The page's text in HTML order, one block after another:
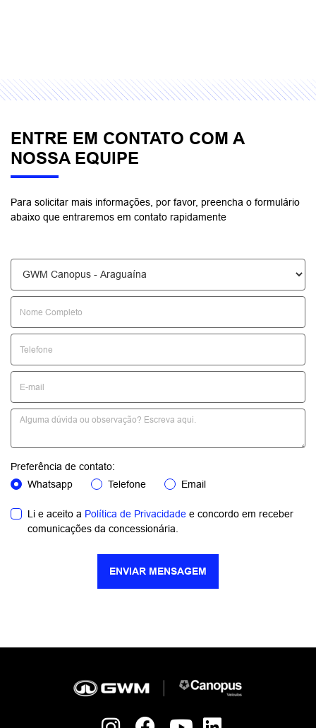
VENDAS DIRETAS
necessidades, com a qualidade e confiança que só a nossa
marca pode oferecer. Trabalhamos com modelos que aliam
Para garantir a melhor solução para você, basta preencher o
formulário abaixo. Nossa equipe entrará em contato rapidamente